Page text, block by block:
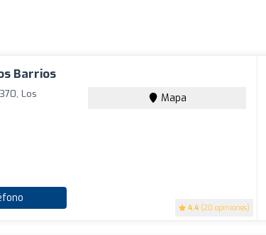
Barrios
4.4 (20 opiniones)
Los
Mapa